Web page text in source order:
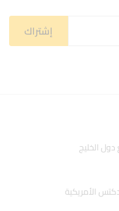
الأمريكية